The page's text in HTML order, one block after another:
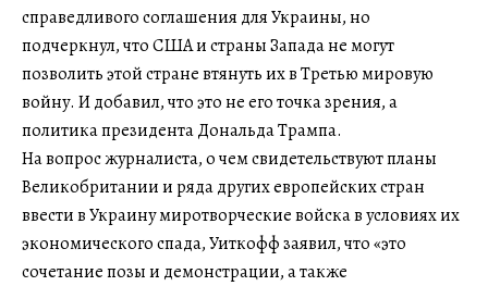
справедливого соглашения для Украины, но
подчеркнул, что США и страны Запада не могут
позволить этой стране втянуть их в Третью мировую
войну. И добавил, что это не его точка зрения, а
политика президента Дональда Трампа.
На вопрос журналиста, о чем свидетельствуют планы
Великобритании и ряда других европейских стран
ввести в Украину миротворческие войска в условиях их
экономического спада, Уиткофф заявил, что «это
сочетание позы и демонстрации, а также